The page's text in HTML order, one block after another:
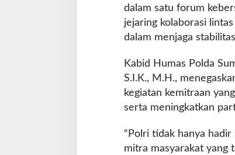
dalam satu forum
jejaring kolaborasi
dalam menjaga
Kabid Humas Polda
S.I.K., M.H.,
kegiatan kemitraan
serta meningkatkan
“Polri tidak hanya
mitra masyarakat yang